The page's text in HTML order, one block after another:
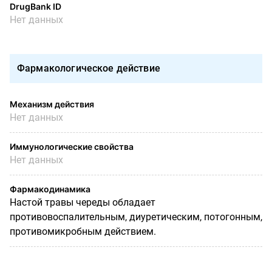
DrugBank ID
Нет данных
Фармакологическое действие
Механизм действия
Нет данных
Иммунологические свойства
Нет данных
Фармакодинамика
Настой травы череды обладает
противовоспалительным, диуретическим, потогонным,
противомикробным действием.